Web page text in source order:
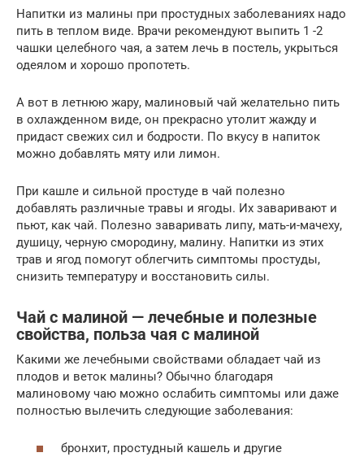
Напитки из малины при простудных заболеваниях надо
пить в теплом виде. Врачи рекомендуют выпить 1 -2
чашки целебного чая, а затем лечь в постель, укрыться
одеялом и хорошо пропотеть.
А вот в летнюю жару, малиновый чай желательно пить
в охлажденном виде, он прекрасно утолит жажду и
придаст свежих сил и бодрости. По вкусу в напиток
можно добавлять мяту или лимон.
При кашле и сильной простуде в чай полезно
добавлять различные травы и ягоды. Их заваривают и
пьют, как чай. Полезно заваривать липу, мать-и-мачеху,
душицу, черную смородину, малину. Напитки из этих
трав и ягод помогут облегчить симптомы простуды,
снизить температуру и восстановить силы.
Чай с малиной — лечебные и полезные
свойства, польза чая с малиной
Какими же лечебными свойствами обладает чай из
плодов и веток малины? Обычно благодаря
малиновому чаю можно ослабить симптомы или даже
полностью вылечить следующие заболевания:
бронхит, простудный кашель и другие